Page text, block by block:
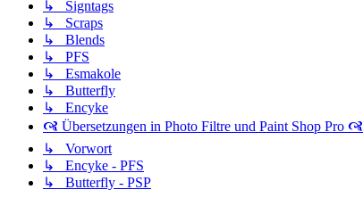
↳ Signtags
↳ Scraps
↳ Blends
↳ PFS
↳ Esmakole
↳ Butterfly
↳ Encyke
🙧 Übersetzungen in Photo Filtre und Paint Shop Pro 🙧
↳ Vorwort
↳ Encyke - PFS
↳ Butterfly - PSP